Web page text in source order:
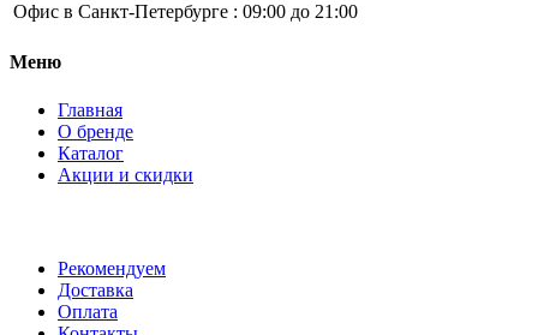
Офис в Санкт-Петербурге : 09:00 до 21:00
Меню
Главная
О бренде
Каталог
Акции и скидки
Рекомендуем
Доставка
Оплата